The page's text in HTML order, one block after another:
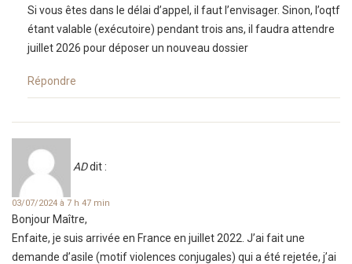
Si vous êtes dans le délai d’appel, il faut l’envisager. Sinon, l’oqtf
étant valable (exécutoire) pendant trois ans, il faudra attendre
juillet 2026 pour déposer un nouveau dossier
Répondre
ADdit :
03/07/2024 à 7 h 47 min
Bonjour Maître,
Enfaite, je suis arrivée en France en juillet 2022. J’ai fait une
demande d’asile (motif violences conjugales) qui a été rejetée, j’ai